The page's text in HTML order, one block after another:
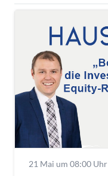
21 Mai um 08:00 Uhr